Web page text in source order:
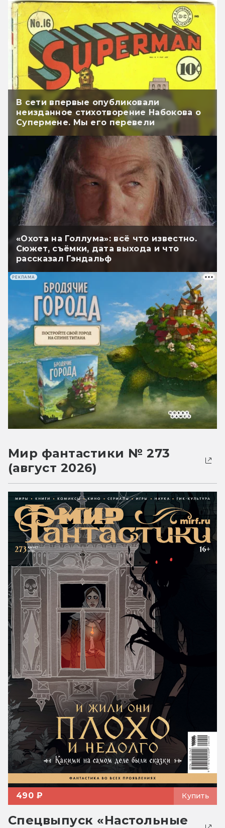
В сети впервые опубликовали
неизданное стихотворение Набокова о
Супермене. Мы его перевели
«Охота на Голлума»: всё что известно.
Сюжет, съёмки, дата выхода и что
рассказал Гэндальф
РЕКЛАМА
Мир фантастики № 273
(август 2026)
490 ₽ Купить
Спецвыпуск «Настольные